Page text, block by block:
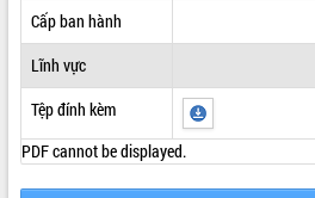
Cấp ban hành
Lĩnh vực
Tệp đính kèm
PDF cannot be displayed.